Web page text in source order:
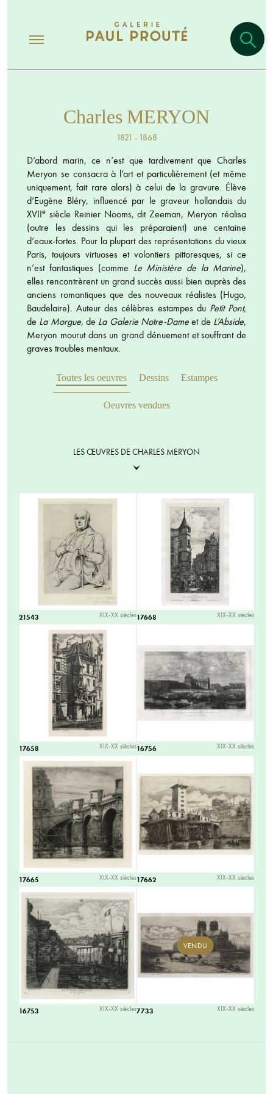
Charles MERYON
1821 - 1868
D’abord marin, ce n’est que tardivement que Charles
Meryon se consacra à l’art et particulièrement (et même
uniquement, fait rare alors) à celui de la gravure. Élève
d’Eugène Bléry, influencé par le graveur hollandais du
XVIIe siècle Reinier Nooms, dit Zeeman, Meryon réalisa
(outre les dessins qui les préparaient) une centaine
d’eaux-fortes. Pour la plupart des représentations du vieux
Paris, toujours virtuoses et volontiers pittoresques, si ce
n’est fantastiques (comme Le Ministère de la Marine),
elles rencontrèrent un grand succès aussi bien auprès des
anciens romantiques que des nouveaux réalistes (Hugo,
Baudelaire). Auteur des célèbres estampes du Petit Pont,
de La Morgue, de La Galerie Notre-Dameet de L’Abside,
Meryon mourut dans un grand dénuement et souffrant de
graves troubles mentaux.
Toutes les oeuvres Dessins Estampes
Oeuvres vendues
LES ŒUVRES DE CHARLES MERYON
21543 XIX-XX siècles17668 XIX-XX siècles
17658 XIX-XX siècles16756 XIX-XX siècles
17665 XIX-XX siècles17662 XIX-XX siècles
16753 XIX-XX siècles
VENDU
7733 XIX-XX siècles